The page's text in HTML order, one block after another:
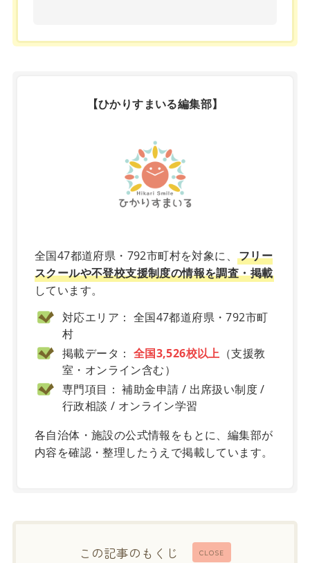
【ひかりすまいる編集部】
全国47都道府県・792市町村を対象に、 フリー
スクールや不登校支援制度の情報を調査・掲載
しています。
対応エリア： 全国47都道府県・792市町
村
掲載データ： 全国3,526校以上 （支援教
室・オンライン含む）
専門項目： 補助金申請 / 出席扱い制度 /
行政相談 / オンライン学習
各自治体・施設の公式情報をもとに、編集部が
内容を確認・整理したうえで掲載しています。
CLOSE
この記事のもくじ